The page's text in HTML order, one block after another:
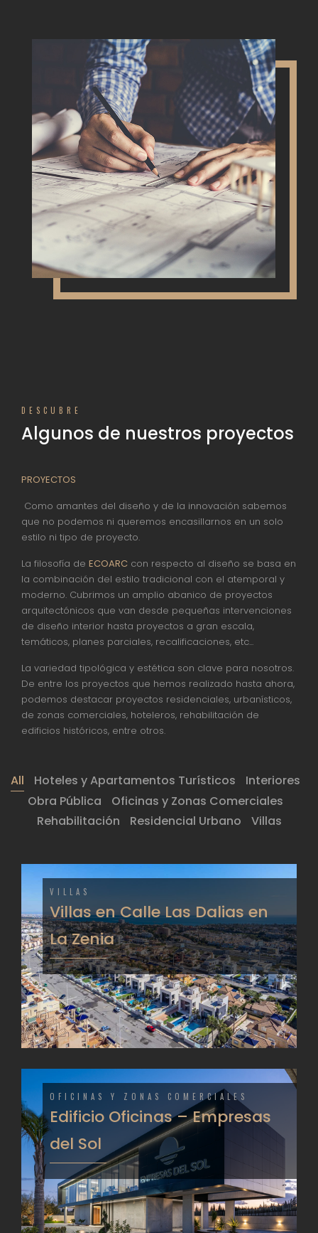
DESCUBRE
Algunos de nuestros proyectos
PROYECTOS
Como amantes del diseño y de la innovación sabemos
que no podemos ni queremos encasillarnos en un solo
estilo ni tipo de proyecto.
La filosofía de ECOARC con respecto al diseño se basa en
la combinación del estilo tradicional con el atemporal y
moderno. Cubrimos un amplio abanico de proyectos
arquitectónicos que van desde pequeñas intervenciones
de diseño interior hasta proyectos a gran escala,
temáticos, planes parciales, recalificaciones, etc...
La variedad tipológica y estética son clave para nosotros.
De entre los proyectos que hemos realizado hasta ahora,
podemos destacar proyectos residenciales, urbanísticos,
de zonas comerciales, hoteleros, rehabilitación de
edificios históricos, entre otros.
All Hoteles y Apartamentos Turísticos
Interiores
Obra Pública
Oficinas y Zonas Comerciales
Rehabilitación
Residencial Urbano Villas
VILLAS
Villas en Calle Las Dalias en
La Zenia
OFICINAS Y ZONAS COMERCIALES
Edificio Oficinas – Empresas
del Sol